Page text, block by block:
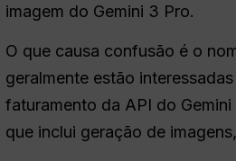
imagem do Gemini 3 Pro.
O que causa confusão é o
geralmente estão
faturamento da API do
que inclui geração de